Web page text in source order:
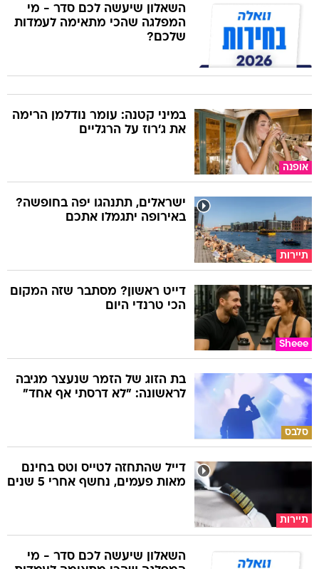
השאלון שיעשה לכם סדר - מי
המפלגה שהכי מתאימה לעמדות
שלכם?
אופנה
במיני קטנה: עומר נודלמן הרימה
את ג'רוז על הרגליים
תיירות
ישראלים, תתנהגו יפה בחופשה?
באירופה יתגמלו אתכם
Sheee
דייט ראשון? מסתבר שזה המקום
הכי טרנדי היום
סלבס
בת הזוג של הזמר שנעצר מגיבה
לראשונה: "לא דרסתי אף אחד"
תיירות
דייל שהתחזה לטייס וטס בחינם
מאות פעמים, נחשף אחרי 5 שנים
השאלון שיעשה לכם סדר - מי